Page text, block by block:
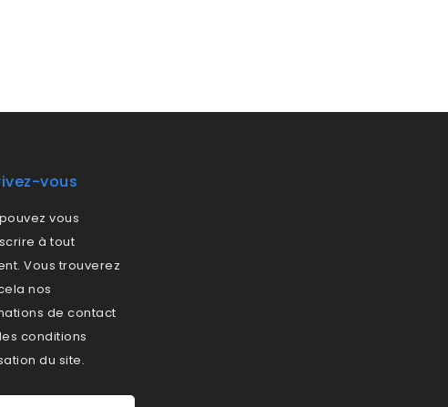
vous
vous
à tout
Vous trouverez
nos
de contact
conditions
du site.